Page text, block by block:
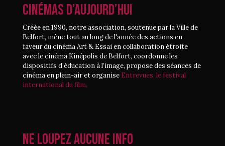
CINÉMAS D’AUJOURD’HUI
Créée en 1990, notre association, soutenue par la Ville de
Belfort, mène tout au long de l'année des actions en
faveur du cinéma Art & Essai en collaboration étroite
avec le cinéma Kinépolis de Belfort, coordonne les
dispositifs d’éducation à l’image, propose des séances de
cinéma en plein-air et organise Entrevues, le festival
international du film.
Ne loupez aucune info